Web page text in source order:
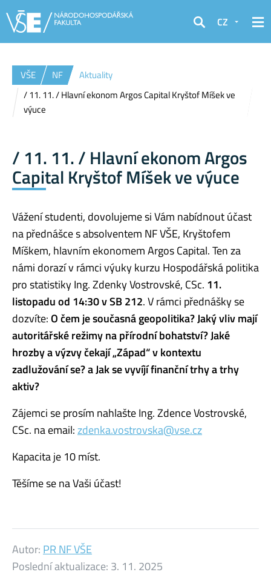
Hledat
CZ
VŠE NF
Aktuality
/ 11. 11. / Hlavní ekonom Argos Capital Kryštof Míšek ve
výuce
/ 11. 11. / Hlavní ekonom Argos
Capital Kryštof Míšek ve výuce
Vážení studenti, dovolujeme si Vám nabídnout účast
na přednášce s absolventem NF VŠE, Kryštofem
Míškem, hlavním ekonomem Argos Capital. Ten za
námi dorazí v rámci výuky kurzu Hospodářská politika
pro statistiky Ing. Zdenky Vostrovské, CSc. 11.
listopadu od 14:30 v SB 212. V rámci přednášky se
dozvíte:O čem je současná geopolitika? Jaký vliv mají
autoritářské režimy na přírodní bohatství? Jaké
hrozby a výzvy čekají „Západ“ v kontextu
zadlužování se? a Jak se vyvíjí finanční trhy a trhy
aktiv?
Zájemci se prosím nahlašte Ing. Zdence Vostrovské,
CSc. na email:zdenka.vostrovska@vse.cz
Kapacita je 10 míst.
Těšíme se na Vaši účast!
Autor: PR NF VŠE
Poslední aktualizace: 3. 11. 2025